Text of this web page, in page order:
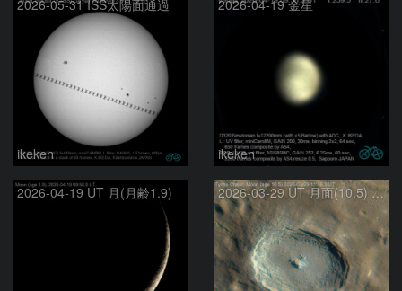
2026-05-31 ISS太陽面通過
ikeken
2026-04-19 金星
ikeken
2026-04-19 UT 月(月齢1.9) 2026-03-29 UT 月面(10.5) ティコクレーター(彩度強調)